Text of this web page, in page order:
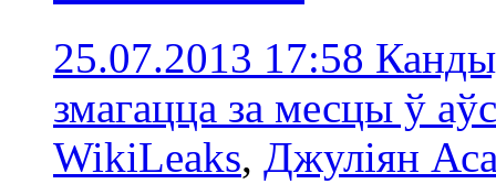
25.07.2013 17:58
змагацца за месцы ў
WikiLeaks, Джуліян